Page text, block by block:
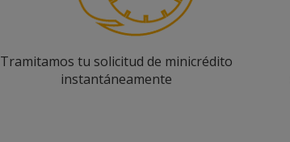
Tramitamos tu solicitud de minicrédito
instantáneamente